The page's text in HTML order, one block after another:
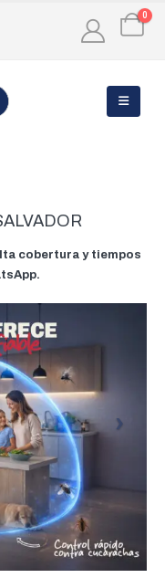
0
cobertura y tiempos